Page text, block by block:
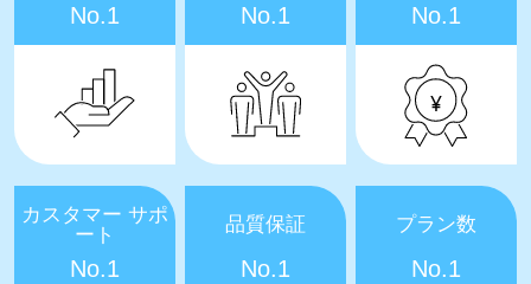
No.1 No.1 No.1
カスタマー サポ
ート
No.1
品質保証
No.1
プラン数
No.1